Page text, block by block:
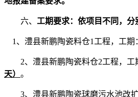
六、工期要求：依项目不同，分
1、澧县新鹏陶瓷料仓1工程，工期
2、澧县新鹏陶瓷料仓2工程，工
天） 。
3、澧县新鹏陶瓷球磨污水池改